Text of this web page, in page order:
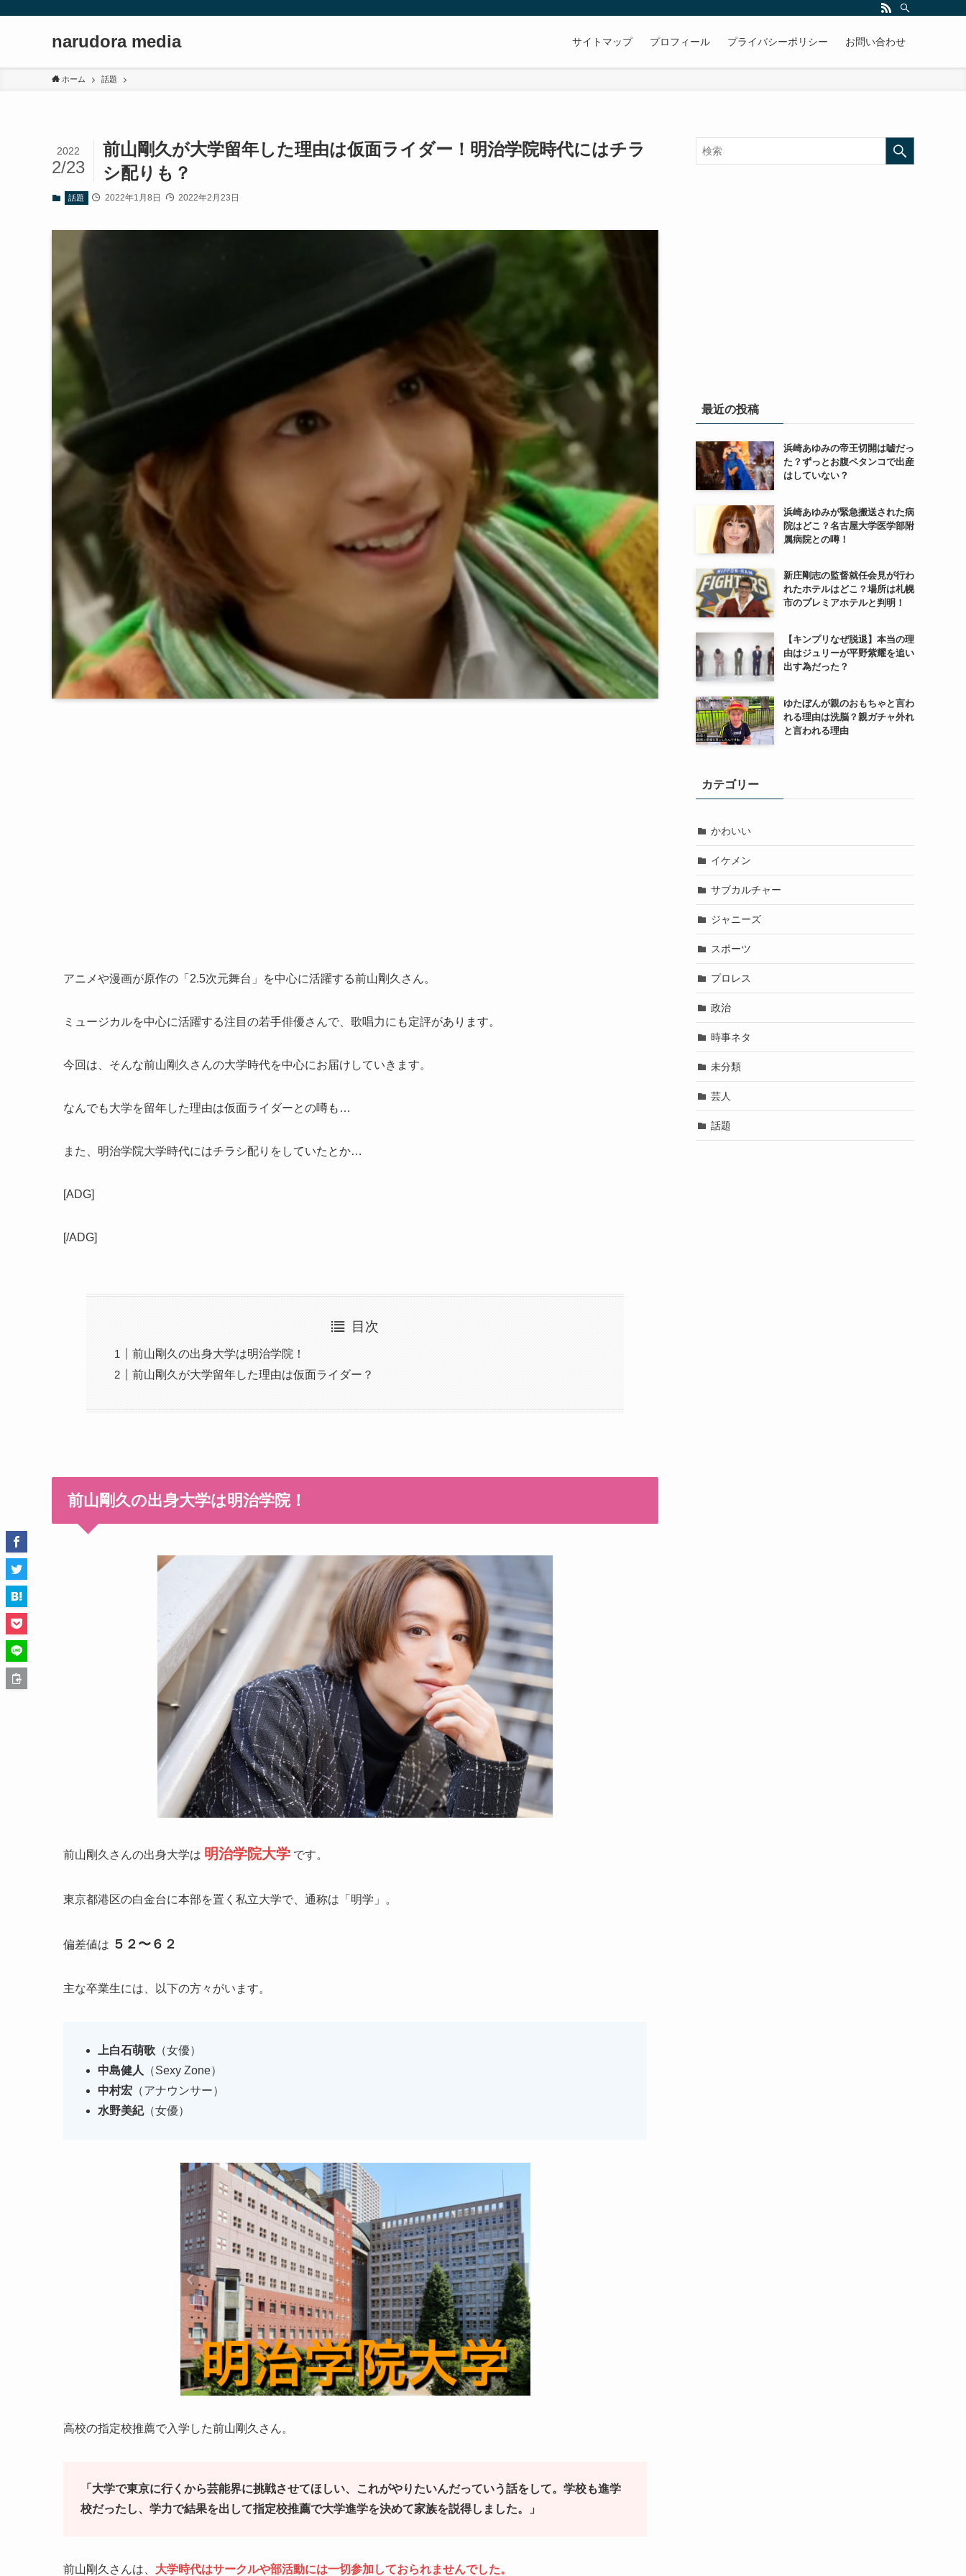
narudora media サイトマップ プロフィール プライバシーポリシー お問い合わせ
ホーム 話題
前山剛久が大学留年した理由は仮面ライダー！明治学院時代にはチラ
シ配りも？
2022
2/23
話題 2022年1月8日 2022年2月23日
アニメや漫画が原作の「2.5次元舞台」を中心に活躍する前山剛久さん。
ミュージカルを中心に活躍する注目の若手俳優さんで、歌唱力にも定評があります。
今回は、そんな前山剛久さんの大学時代を中心にお届けしていきます。
なんでも大学を留年した理由は仮面ライダーとの噂も…
また、明治学院大学時代にはチラシ配りをしていたとか…
[ADG]
[/ADG]
目次
前山剛久の出身大学は明治学院！
前山剛久が大学留年した理由は仮面ライダー？
前山剛久の出身大学は明治学院！
前山剛久さんの出身大学は 明治学院大学 です。
東京都港区の白金台に本部を置く私立大学で、通称は「明学」。
偏差値は ５２〜６２
主な卒業生には、以下の方々がいます。
上白石萌歌 （女優）
中島健人
（Sexy Zone）
中村宏 （アナウンサー）
水野美紀（女優）
高校の指定校推薦で入学した前山剛久さん。
「大学で東京に行くから芸能界に挑戦させてほしい、これがやりたいんだっていう話をして。学校も進学
校だったし、学力で結果を出して指定校推薦で大学進学を決めて家族を説得しました。」
前山剛久さんは、 大学時代はサークルや部活動には一切参加しておられませんでした。
最近の投稿
浜崎あゆみの帝王切開は嘘だっ
た？ずっとお腹ペタンコで出産
はしていない？
浜崎あゆみが緊急搬送された病
院はどこ？名古屋大学医学部附
属病院との噂！
新庄剛志の監督就任会見が行わ
れたホテルはどこ？場所は札幌
市のプレミアホテルと判明！
【キンプリなぜ脱退】本当の理
由はジュリーが平野紫耀を追い
出す為だった？
ゆたぼんが親のおもちゃと言わ
れる理由は洗脳？親ガチャ外れ
と言われる理由
カテゴリー
かわいい
イケメン
サブカルチャー
ジャニーズ
スポーツ
プロレス
政治
時事ネタ
未分類
芸人
話題